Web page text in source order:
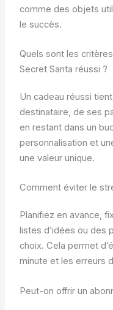
comme des objets
le succès.
Quels sont les
Secret Santa réussi ?
Un cadeau réussi
destinataire, de ses
en restant dans un
personnalisation et
une valeur unique.
Comment éviter le
Planifiez en avance,
listes d’idées ou des
choix. Cela permet
minute et les erreurs
Peut-on offrir un